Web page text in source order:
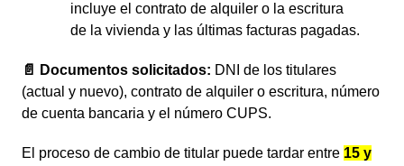
incluye el contrato de alquiler o la escritura
de la vivienda y las últimas facturas pagadas.
📄 Documentos solicitados: DNI de los titulares
(actual y nuevo), contrato de alquiler o escritura, número
de cuenta bancaria y el número CUPS.
El proceso de cambio de titular puede tardar entre 15 y